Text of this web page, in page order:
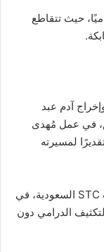
حيث تتقاطع
آدم عبد
في عمل مُهدى
لمسيرته
ويُعرض “الفرنساوي” عبر منصة “يانجو” وقنوات STC السعودية، في
تركز على التكثيف الدرامي دون